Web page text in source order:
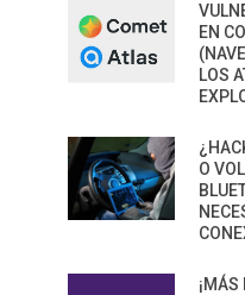
EN
LOS
O
¡MÁS